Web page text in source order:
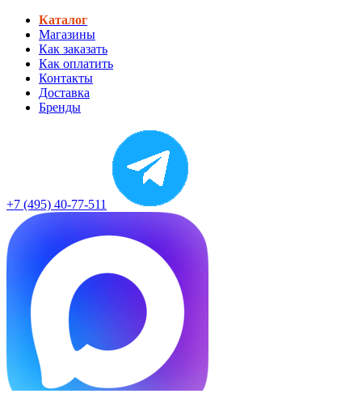
Каталог
Магазины
Как заказать
Как оплатить
Контакты
Доставка
Бренды
+7 (495) 40-77-511